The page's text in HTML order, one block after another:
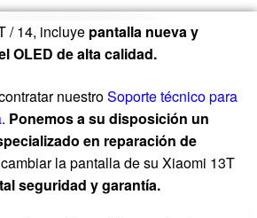
/ 14, incluye pantalla nueva y
OLED de alta calidad.
nuestroSoporte técnico para
. Ponemos a su disposición un
en reparación de
la pantalla de su Xiaomi 13T
seguridad y garantía.